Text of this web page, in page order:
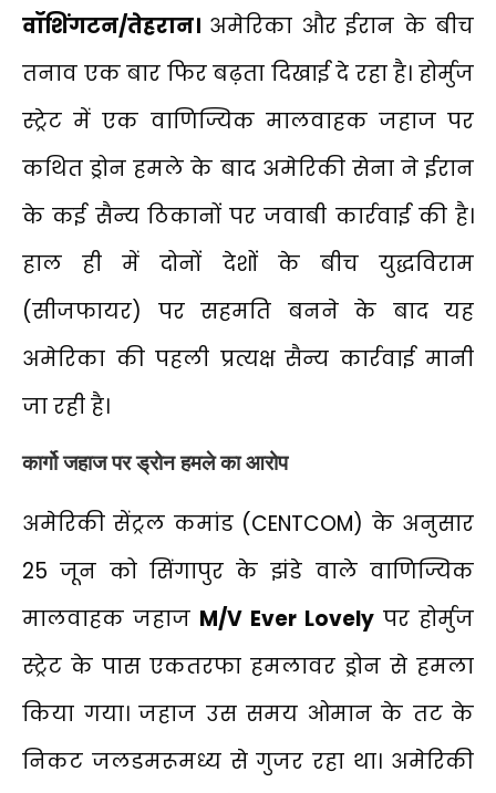
वॉशिंगटन/तेहरान। अमेरिका और ईरान के बीच
तनाव एक बार फिर बढ़ता दिखाई दे रहा है। होर्मुज
स्ट्रेट में एक वाणिज्यिक मालवाहक जहाज पर
कथित ड्रोन हमले के बाद अमेरिकी सेना ने ईरान
के कई सैन्य ठिकानों पर जवाबी कार्रवाई की है।
हाल ही में दोनों देशों के बीच युद्धविराम
(सीजफायर) पर सहमति बनने के बाद यह
अमेरिका की पहली प्रत्यक्ष सैन्य कार्रवाई मानी
जा रही है।
कार्गो जहाज पर ड्रोन हमले का आरोप
अमेरिकी सेंट्रल कमांड (CENTCOM) के अनुसार
25 जून को सिंगापुर के झंडे वाले वाणिज्यिक
मालवाहक जहाज M/V Ever Lovely पर होर्मुज
स्ट्रेट के पास एकतरफा हमलावर ड्रोन से हमला
किया गया। जहाज उस समय ओमान के तट के
निकट जलडमरूमध्य से गुजर रहा था। अमेरिकी